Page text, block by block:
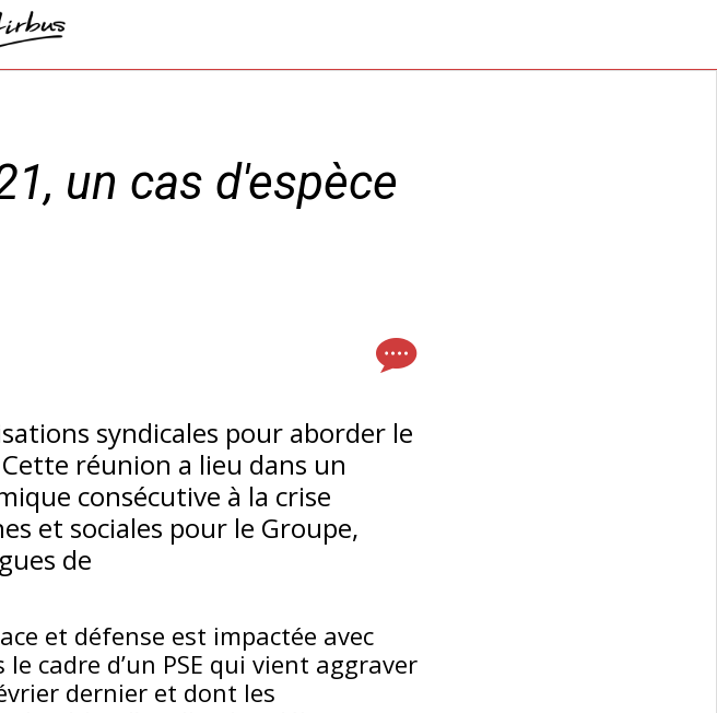
un cas d'espèce
syndicales pour aborder le
réunion a lieu dans un
consécutive à la crise
et sociales pour le Groupe,
de
et défense est impactée avec
cadre d’un PSE qui vient aggraver
dernier et dont les